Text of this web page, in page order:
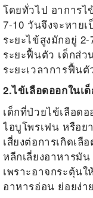
โดยทั่วไป อาการไ
7-10 วันจึงจะหาย
ระยะไข้สูงมักอยู่
ระยะฟื้นตัว เด็กส่
ระยะเวลาการฟื้น
2.ไข้เลือดออกในเ
เด็กที่ป่วยไข้เลือด
ไอบูโพรเฟน หรือย
เสี่ยงต่อการเกิดเ
หลีกเลี่ยงอาหารมั
เพราะอาจกระตุ้น
อาหารอ่อน ย่อยง่